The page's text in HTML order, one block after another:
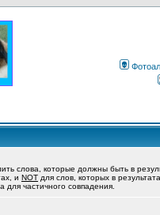
слова, которые должны быть в
и NOT для слов, которых в
частичного совпадения.